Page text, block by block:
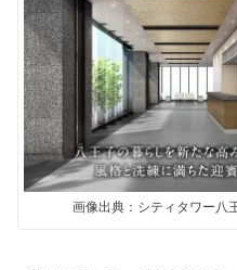
画像出典：シティタワー八